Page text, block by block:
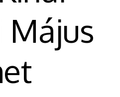
Május